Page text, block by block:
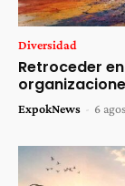
Diversidad
Retroceder
ExpokNews - 6